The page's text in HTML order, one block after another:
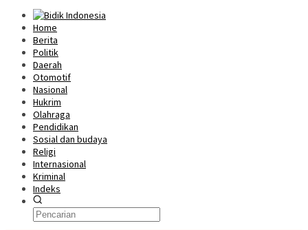
Home
Berita
Politik
Daerah
Otomotif
Nasional
Hukrim
Olahraga
Pendidikan
Sosial dan budaya
Religi
Internasional
Kriminal
Indeks